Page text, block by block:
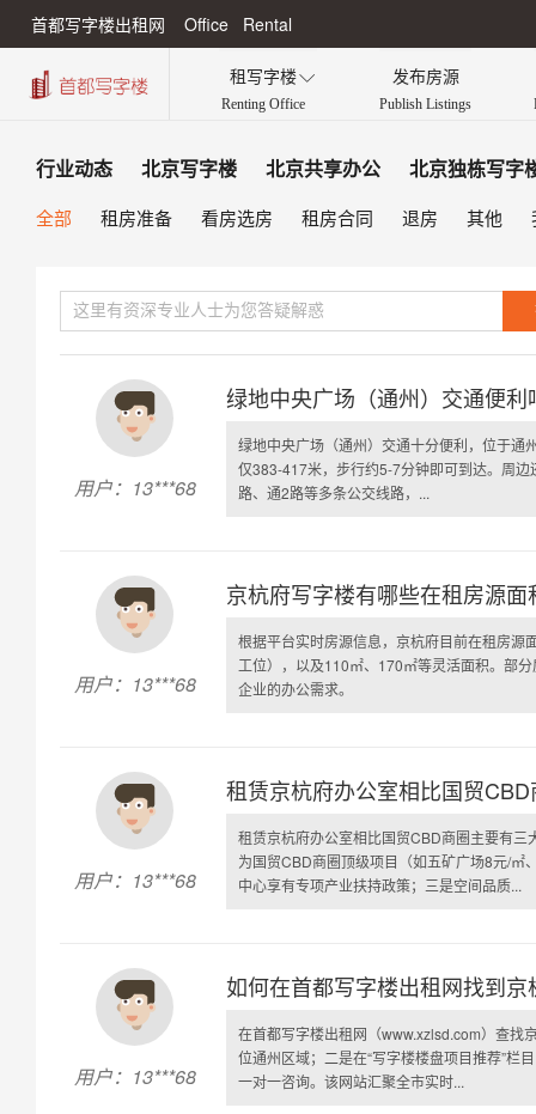
首都写字楼出租网 Office Rental
租写字楼
Renting Office
 发布房源
Publish Listings
行业动态 北京写字楼 北京共享办公 北京独栋写字
全部 租房准备 看房选房 租房合同 退房 其他
用户：13***68
绿地中央广场（通州）交通便利
绿地中央广场（通州）交通十分便利，位于通
仅383-417米，步行约5-7分钟即可到达。周
路、通2路等多条公交线路，...
用户：13***68
京杭府写字楼有哪些在租房源面
根据平台实时房源信息，京杭府目前在租房
工位），以及110㎡、170㎡等灵活面积。部
企业的办公需求。
用户：13***68
租赁京杭府办公室相比国贸
租赁京杭府办公室相比国贸CBD商圈主要有
为国贸CBD商圈顶级项目（如五矿广场8元/
中心享有专项产业扶持政策；三是空间品质...
用户：13***68
如何在首都写字楼出租网找到
在首都写字楼出租网（www.xzlsd.com）查找
位通州区域；二是在“写字楼楼盘项目推荐”栏
一对一咨询。该网站汇聚全市实时...